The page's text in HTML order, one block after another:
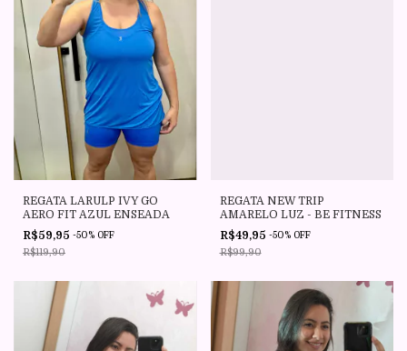
REGATA LARULP IVY GO
AERO FIT AZUL ENSEADA
R$59,95 -50% OFF
R$119,90
REGATA NEW TRIP
AMARELO LUZ - BE FITNESS
R$49,95 -50% OFF
R$99,90